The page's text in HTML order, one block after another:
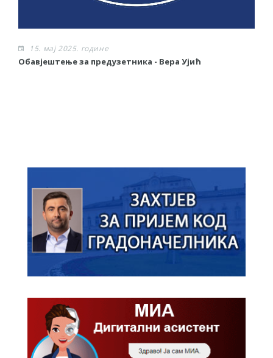
15. мај 2025. године
Обавјештење за предузетника - Вера Ујић